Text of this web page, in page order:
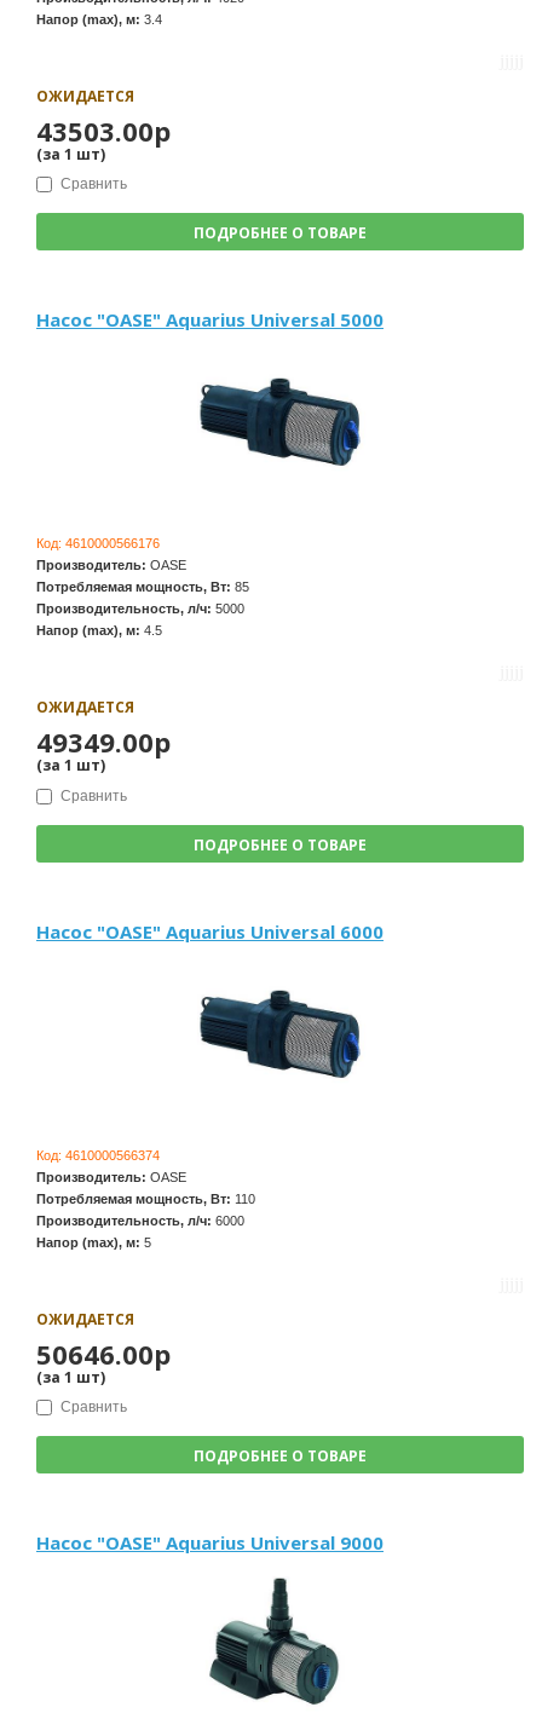
Напор (max), м: 3.4
ОЖИДАЕТСЯ
43503.00р
(за 1 шт)
Сравнить
ПОДРОБНЕЕ О ТОВАРЕ
Насос "OASE" Aquarius Universal 5000
Код: 4610000566176
Производитель: OASE
Потребляемая мощность, Вт: 85
Производительность, л/ч: 5000
Напор (max), м: 4.5
ОЖИДАЕТСЯ
49349.00р
(за 1 шт)
Сравнить
ПОДРОБНЕЕ О ТОВАРЕ
Насос "OASE" Aquarius Universal 6000
Код: 4610000566374
Производитель: OASE
Потребляемая мощность, Вт: 110
Производительность, л/ч: 6000
Напор (max), м: 5
ОЖИДАЕТСЯ
50646.00р
(за 1 шт)
Сравнить
ПОДРОБНЕЕ О ТОВАРЕ
Насос "OASE" Aquarius Universal 9000